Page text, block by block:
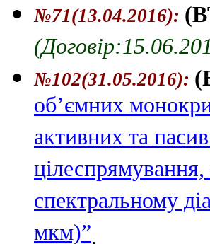
№71(13.04.2016):
№102(31.05.2016):
об’ємних
активних та
спектральному
мкм)”.